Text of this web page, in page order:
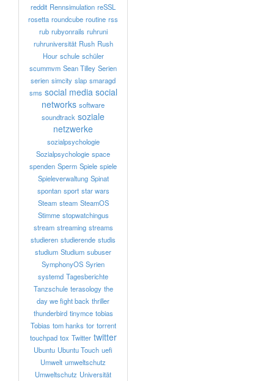
reddit Rennsimulation reSSL
rosetta roundcube routine rss
rub rubyonrails ruhruni
ruhruniversität Rush Rush
Hour schule schüler
scummvm Sean Tilley Serien
serien simcity slap smaragd
sms social media social
networks software
soundtrack soziale
netzwerke
sozialpsychologie
Sozialpsychologie space
spenden Sperm Spiele spiele
Spieleverwaltung Spinat
spontan sport star wars
Steam steam SteamOS
Stimme stopwatchingus
stream streaming streams
studieren studierende studis
studium Studium subuser
SymphonyOS Syrien
systemd Tagesberichte
Tanzschule terasology the
day we fight back thriller
thunderbird tinymce tobias
Tobias tom hanks tor torrent
touchpad tox Twitter twitter
Ubuntu Ubuntu Touch uefi
Umwelt umweltschutz
Umweltschutz Universität